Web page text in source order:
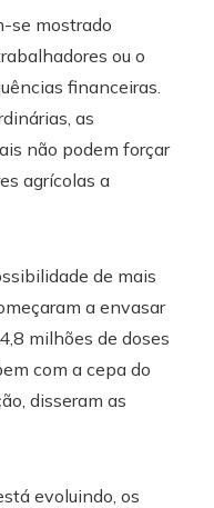
se mostrado
ou o
financeiras.
as
não podem forçar
agrícolas a
de mais
a envasar
milhões de doses
com a cepa do
disseram as
evoluindo, os